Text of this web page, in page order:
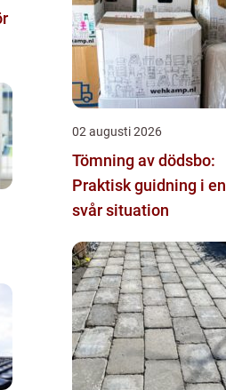
02 augusti 2026
Tömning av dödsbo:
Praktisk guidning i en
svår situation